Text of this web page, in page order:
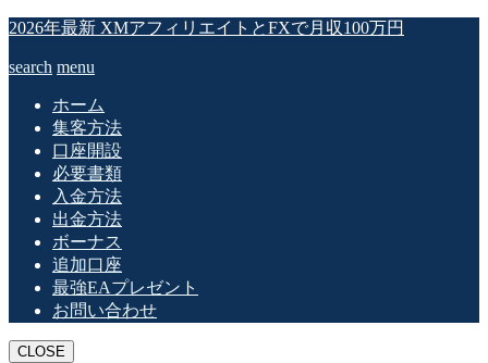
2026年最新 XMアフィリエイトとFXで月収100万円
search menu
ホーム
集客方法
口座開設
必要書類
入金方法
出金方法
ボーナス
追加口座
最強EAプレゼント
お問い合わせ
CLOSE